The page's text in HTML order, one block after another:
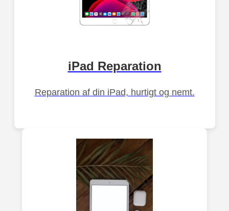
iPad Reparation
Reparation af din iPad, hurtigt og nemt.